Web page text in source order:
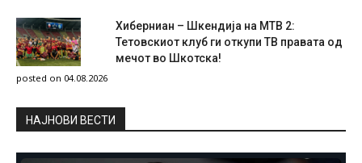
Хиберниан – Шкендија на МТВ 2:
Тетовскиот клуб ги откупи ТВ правата од
мечот во Шкотска!
posted on 04.08.2026
НAЈНОВИ ВЕСТИ